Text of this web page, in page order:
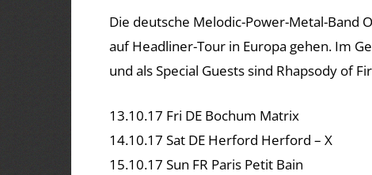
Die deutsche Melodic-Power-Metal-Band
auf Headliner-Tour in Europa gehen. Im
und als Special Guests sind Rhapsody of
13.10.17 Fri DE Bochum Matrix
14.10.17 Sat DE Herford Herford – X
15.10.17 Sun FR Paris Petit Bain